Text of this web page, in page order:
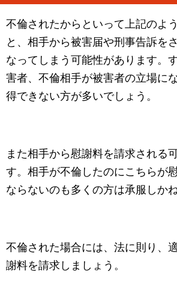
不倫されたからといって上記のよ
と、相手から被害届や刑事告訴を
なってしまう可能性があります。
害者、不倫相手が被害者の立場に
得できない方が多いでしょう。
また相手から慰謝料を請求される
す。相手が不倫したのにこちらが
ならないのも多くの方は承服しか
不倫された場合には、法に則り、
謝料を請求しましょう。